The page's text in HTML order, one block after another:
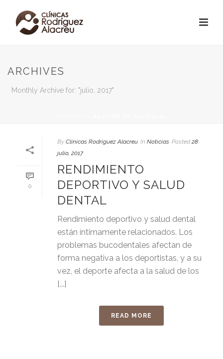
ARCHIVES
Monthly Archive for: "julio, 2017"
0
By Clínicas Rodríguez Alacreu In Noticias Posted 28
julio, 2017
RENDIMIENTO
DEPORTIVO Y SALUD
DENTAL
Rendimiento deportivo y salud dental
están íntimamente relacionados. Los
problemas bucodentales afectan de
forma negativa a los deportistas, y a su
vez, el deporte afecta a la salud de los
[...]
READ MORE